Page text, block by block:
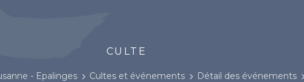
CULTE
- Epalinges Cultes et événements Détail des événements